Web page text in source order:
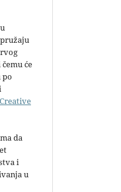
će
po
Creative
da
i
u